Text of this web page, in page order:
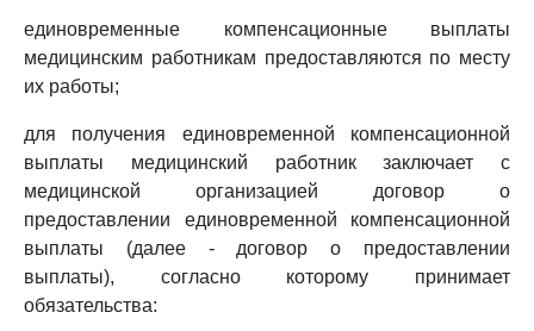
единовременные компенсационные выплаты
медицинским работникам предоставляются по месту
их работы;
для получения единовременной компенсационной
выплаты медицинский работник заключает с
медицинской организацией договор о
предоставлении единовременной компенсационной
выплаты (далее - договор о предоставлении
выплаты), согласно которому принимает
обязательства: